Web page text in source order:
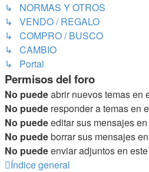
↳ NORMAS Y OTROS
↳ VENDO / REGALO
↳ COMPRO / BUSCO
↳ CAMBIO
↳ Portal
Permisos del foro
No puedeabrir nuevos temas en
No puede responder a temas en
No puedeeditar sus mensajes
No puedeborrar sus mensajes
No puedeenviar adjuntos en
Índice general